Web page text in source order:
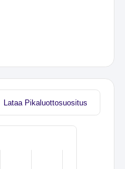
Lataa Pikaluottosuositus